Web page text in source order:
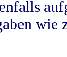
wie